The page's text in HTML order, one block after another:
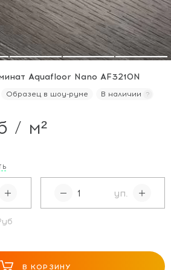
Aquafloor Nano AF3210N
Образец в шоу-руме В наличии
/ м²
уп.
В КОРЗИНУ